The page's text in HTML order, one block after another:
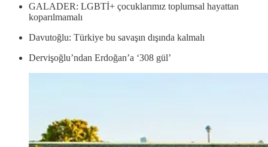
GALADER: LGBTİ+ çocuklarımız toplumsal hayattan
koparılmamalı
Davutoğlu: Türkiye bu savaşın dışında kalmalı
Dervişoğlu’ndan Erdoğan’a ‘308 gül’